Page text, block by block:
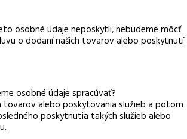
osobné údaje neposkytli, nebudeme môcť
o dodaní našich tovarov alebo poskytnutí
osobné údaje spracúvať?
tovarov alebo poskytovania služieb a potom
poskytnutia takých služieb alebo